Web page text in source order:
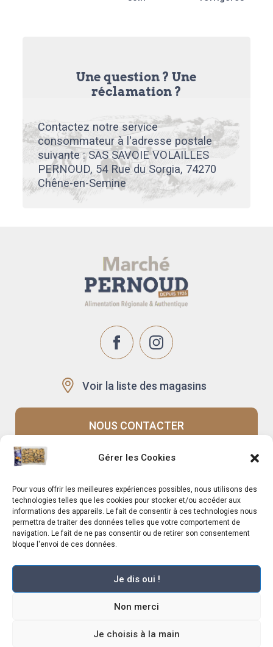
Gérer les Cookies
Pour vous offrir les meilleures expériences possibles, nous utilisons des
technologies telles que les cookies pour stocker et/ou accéder aux
informations des appareils. Le fait de consentir à ces technologies nous
permettra de traiter des données telles que votre comportement de
navigation. Le fait de ne pas consentir ou de retirer son consentement
bloque l'envoi de ces données.
Je dis oui !
Non merci
Je choisis à la main
Une question ? Une
réclamation ?
Contactez notre service
consommateur à l'adresse postale
suivante : SAS SAVOIE VOLAILLES
PERNOUD, 54 Rue du Sorgia, 74270
Chêne-en-Semine
Voir la liste des magasins
NOUS CONTACTER
Rappels produits
Le Mag
Mentions légales –
Vente